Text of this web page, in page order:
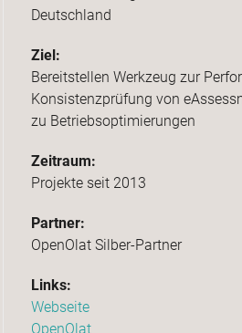
Deutschland
Ziel:
Bereitstellen Werkzeug zur
Konsistenzprüfung von
zu Betriebsoptimierungen
Zeitraum:
Projekte seit 2013
Partner:
OpenOlat Silber-Partner
Links:
Webseite
OpenOlat